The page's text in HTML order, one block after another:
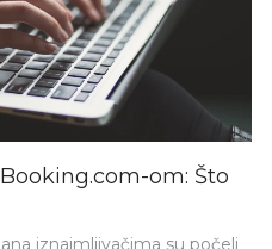
om: Što
iznajmljivačima su počeli